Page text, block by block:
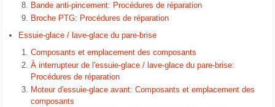
Bande anti-pincement: Procédures de réparation
Broche PTG: Procédures de réparation
Essuie-glace / lave-glace du pare-brise
Composants et emplacement des composants
À interrupteur de l′essuie-glace / lave-glace du pare-brise:
Procédures de réparation
Moteur d′essuie-glace avant: Composants et emplacement des
composants